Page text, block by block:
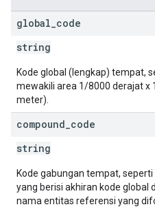
global code
string
Kode global (lengkap) tempat,
mewakili area 1/8000 derajat x
meter).
compound code
string
Kode gabungan tempat, seperti
yang berisi akhiran kode global
nama entitas referensi yang